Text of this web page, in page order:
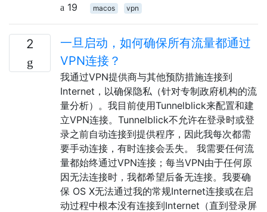
19
macos vpn
2
一旦启动，如何确保所有流量都通过
VPN连接？
我通过VPN提供商与其他预防措施连接到
Internet，以确保隐私（针对专制政府机构的流
量分析）。我目前使用Tunnelblick来配置和建
立VPN连接。Tunnelblick不允许在登录时或登
录之前自动连接到提供程序，因此我每次都需
要手动连接，有时连接会丢失。 我需要任何流
量都始终通过VPN连接；每当VPN由于任何原
因无法连接时，我都希望后备无连接。我要确
保 OS X无法通过我的常规Internet连接或在启
动过程中根本没有连接到Internet（直到登录屏